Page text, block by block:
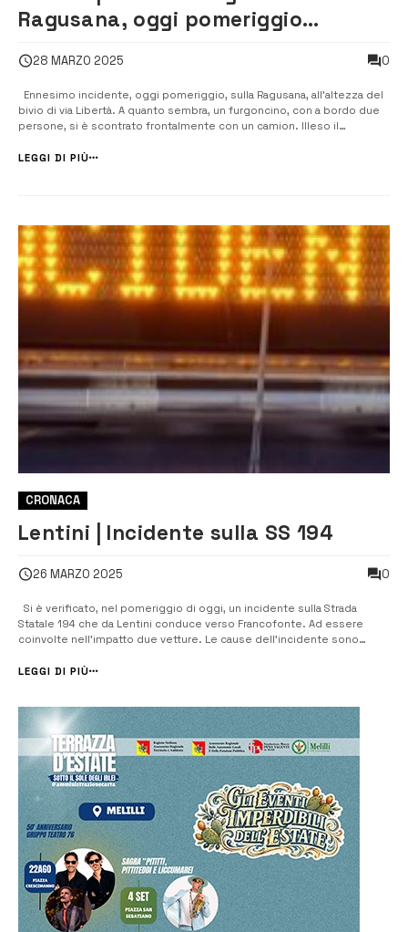
Ragusana, oggi pomeriggio
28 MARZO 2025 0
Ennesimo incidente, oggi pomeriggio, sulla Ragusana, all’altezza del
bivio di via Libertà. A quanto sembra, un furgoncino, con a bordo due
persone, si è scontrato frontalmente con un camion. Illeso il
veicolo non c’è stato nulla da fare. Sul posto sono inter...
LEGGI DI PIÙ
CRONACA
Lentini | Incidente sulla SS 194
26 MARZO 2025 0
Si è verificato, nel pomeriggio di oggi, un incidente sulla Strada
Statale 194 che da Lentini conduce verso Francofonte. Ad essere
coinvolte nell’impatto due vetture. Le cause dell’incidente sono
le direzioni di marcia. Fortunatamente il sinistro non ha causato vit...
LEGGI DI PIÙ